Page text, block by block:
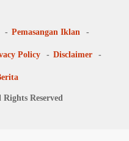
Pemasangan Iklan
Policy Disclaimer
Reserved